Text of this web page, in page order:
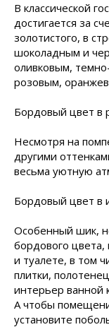
В классической
достигается за
золотистого, в
шоколадным и
оливковым,
розовым,
Бордовый цвет в
Несмотря на
другими
весьма уютную
Бордовый цвет в
Особенный шик,
бордового цвета,
и туалете, в том
плитки,
интерьер ванной
А чтобы
установите